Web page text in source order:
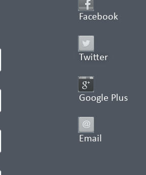
Facebook
Twitter
Google Plus
Email